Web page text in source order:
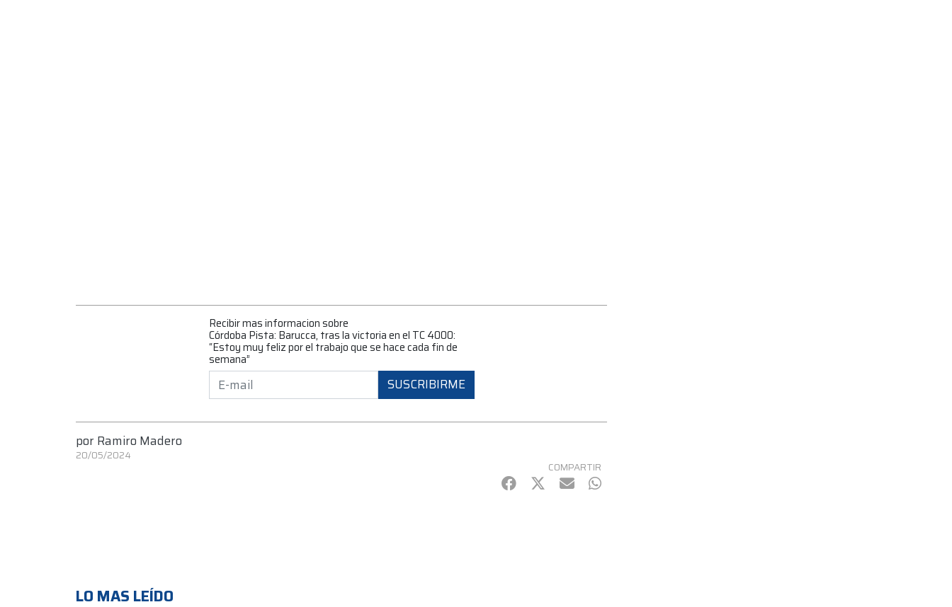
Recibir mas informacion sobre
Córdoba Pista: Barucca, tras la victoria en el TC 4000:
“Estoy muy feliz por el trabajo que se hace cada fin de
semana”
SUSCRIBIRME
por Ramiro Madero
20/05/2024
COMPARTIR
Facebook
Twitter
mail WhatsApp
LO MAS LEÍDO